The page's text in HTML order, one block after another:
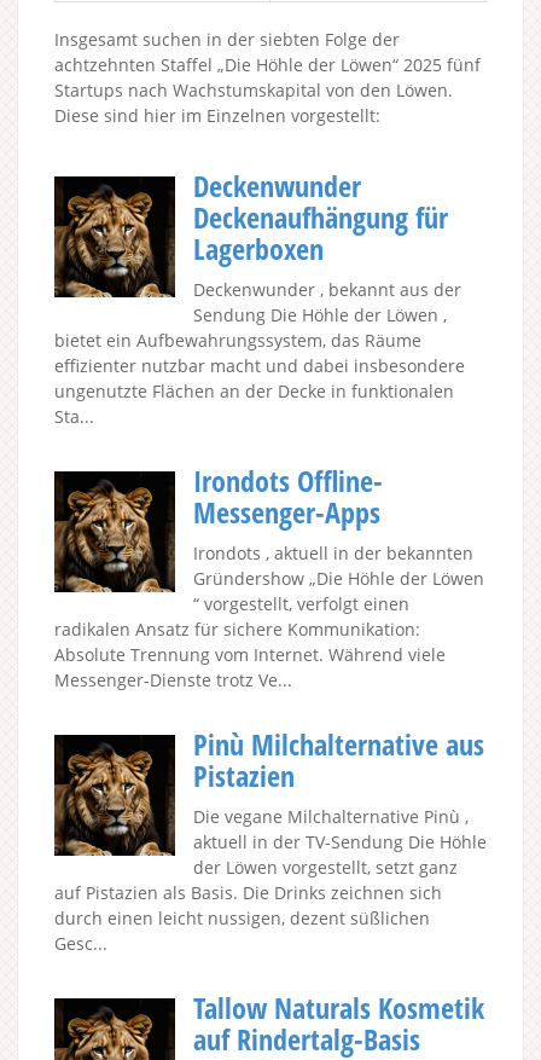
Insgesamt suchen in der siebten Folge der
achtzehnten Staffel „Die Höhle der Löwen“ 2025 fünf
Startups nach Wachstumskapital von den Löwen.
Diese sind hier im Einzelnen vorgestellt:
Deckenwunder
Deckenaufhängung für
Lagerboxen
Deckenwunder , bekannt aus der
Sendung Die Höhle der Löwen ,
bietet ein Aufbewahrungssystem, das Räume
effizienter nutzbar macht und dabei insbesondere
ungenutzte Flächen an der Decke in funktionalen
Sta...
Irondots Offline-
Messenger-Apps
Irondots , aktuell in der bekannten
Gründershow „Die Höhle der Löwen
“ vorgestellt, verfolgt einen
radikalen Ansatz für sichere Kommunikation:
Absolute Trennung vom Internet. Während viele
Messenger-Dienste trotz Ve...
Pinù Milchalternative aus
Pistazien
Die vegane Milchalternative Pinù ,
aktuell in der TV-Sendung Die Höhle
der Löwen vorgestellt, setzt ganz
auf Pistazien als Basis. Die Drinks zeichnen sich
durch einen leicht nussigen, dezent süßlichen
Gesc...
Tallow Naturals Kosmetik
auf Rindertalg-Basis